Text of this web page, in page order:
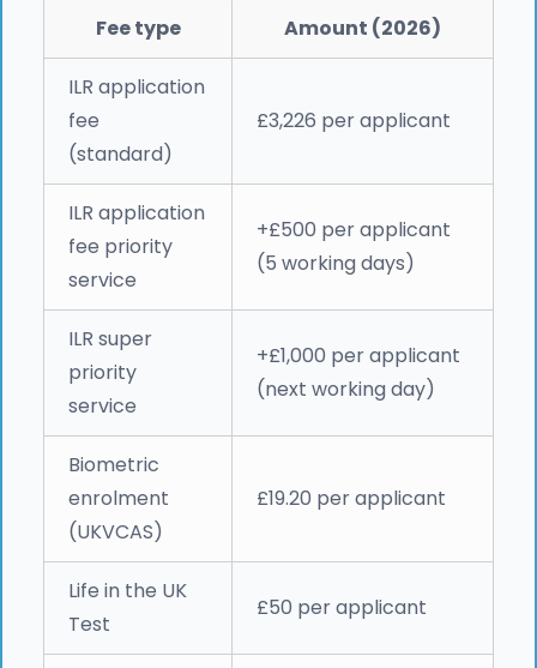
Fee type Amount (2026)
ILR application
fee
(standard)
£3,226 per applicant
ILR application
fee priority
service
+£500 per applicant
(5 working days)
ILR super
priority
service
+£1,000 per applicant
(next working day)
Biometric
enrolment
(UKVCAS)
£19.20 per applicant
Life in the UK
Test
£50 per applicant